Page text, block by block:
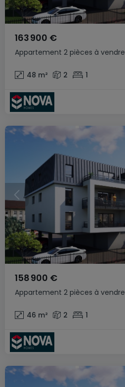
Appartement 2 pièces à vendre
163 900 €
48 m² 2 1
Appartement 2 pièces à vendre
158 900 €
46 m² 2 1